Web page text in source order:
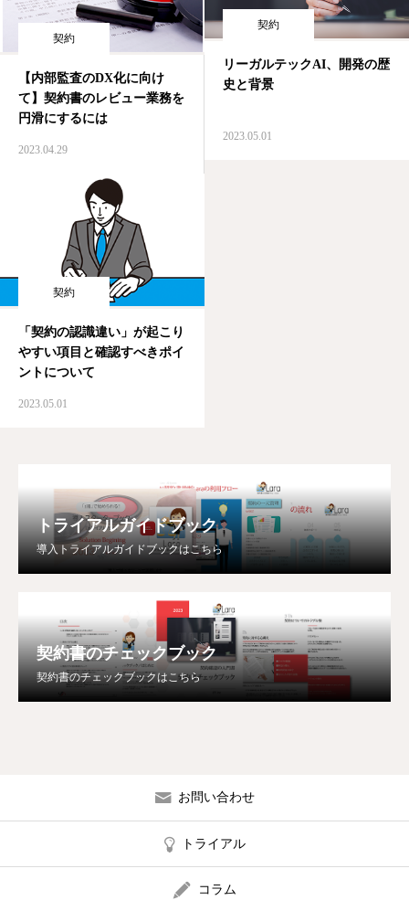
契約
【内部監査のDX化に向け
て】契約書のレビュー業務を
円滑にするには
2023.04.29
契約
リーガルテックAI、開発の歴
史と背景
2023.05.01
契約
「契約の認識違い」が起こり
やすい項目と確認すべきポイ
ントについて
2023.05.01
トライアルガイドブック
導入トライアルガイドブックはこちら
契約書のチェックブック
契約書のチェックブックはこちら
お問い合わせ
トライアル
コラム